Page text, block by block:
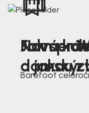
Nová
Jak
a jakou
Farmer
Barefoot